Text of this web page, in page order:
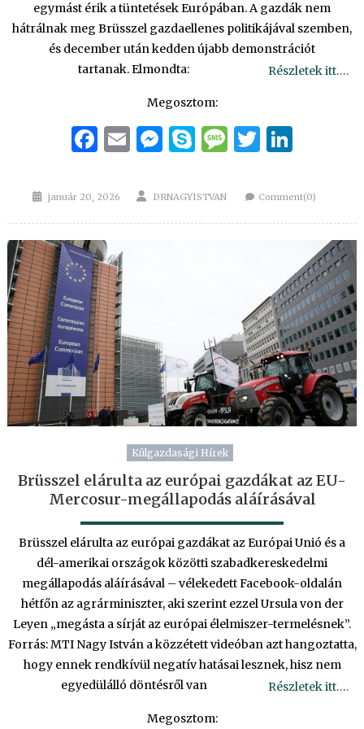
egymást érik a tüntetések Európában. A gazdák nem
hátrálnak meg Brüsszel gazdaellenes politikájával szemben,
és december után kedden újabb demonstrációt
tartanak. Elmondta:
Részletek itt….
Megosztom:
Facebook
EmailMessenger
Skype
Message
Twitter
Posted
január 20, 2026 Author
DRNAGYISTVAN Comment(0)
Külgazdasági Hírek
Brüsszel elárulta az európai gazdákat az EU-
Mercosur-megállapodás aláírásával
Brüsszel elárulta az európai gazdákat az Európai Unió és a
dél-amerikai országok közötti szabadkereskedelmi
megállapodás aláírásával – vélekedett Facebook-oldalán
hétfőn az agrárminiszter, aki szerint ezzel Ursula von der
Leyen „megásta a sírját az európai élelmiszer-termelésnek”.
Forrás: MTI Nagy István a közzétett videóban azt hangoztatta,
hogy ennek rendkívül negatív hatásai lesznek, hisz nem
egyedülálló döntésről van
Részletek itt….
Megosztom: